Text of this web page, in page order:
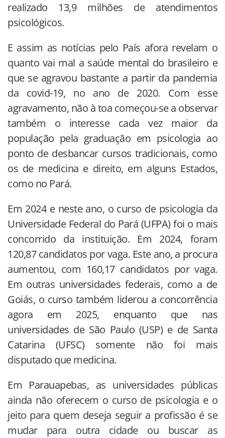
realizado 13,9 milhões de atendimentos
psicológicos.
E assim as notícias pelo País afora revelam o
quanto vai mal a saúde mental do brasileiro e
que se agravou bastante a partir da pandemia
da covid-19, no ano de 2020. Com esse
agravamento, não à toa começou-se a observar
também o interesse cada vez maior da
população pela graduação em psicologia ao
ponto de desbancar cursos tradicionais, como
os de medicina e direito, em alguns Estados,
como no Pará.
Em 2024 e neste ano, o curso de psicologia da
Universidade Federal do Pará (UFPA) foi o mais
concorrido da instituição. Em 2024, foram
120,87 candidatos por vaga. Este ano, a procura
aumentou, com 160,17 candidatos por vaga.
Em outras universidades federais, como a de
Goiás, o curso também liderou a concorrência
agora em 2025, enquanto que nas
universidades de São Paulo (USP) e de Santa
Catarina (UFSC) somente não foi mais
disputado que medicina.
Em Parauapebas, as universidades públicas
ainda não oferecem o curso de psicologia e o
jeito para quem deseja seguir a profissão é se
mudar para outra cidade ou buscar as